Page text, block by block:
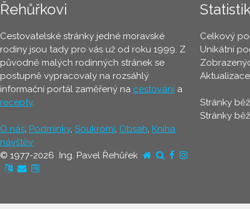
Řehůřkovi
Cestovatelské stránky jedné moravské
rodiny jsou tady pro vás už od roku 1999. Z
původně malých rodinných stránek se
postupně vypracovaly na rozsáhlý
informační portál zaměřený na cestování a
recepty.
O nás, Podmínky, Soukromí, Obsah, Kniha
návštěv
© 1977-2026 Ing. Pavel Řehůřek
Celkový
Unikátní
Stránky
Stránky